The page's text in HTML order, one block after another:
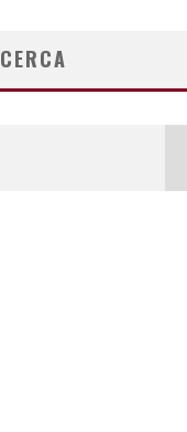
CERCA